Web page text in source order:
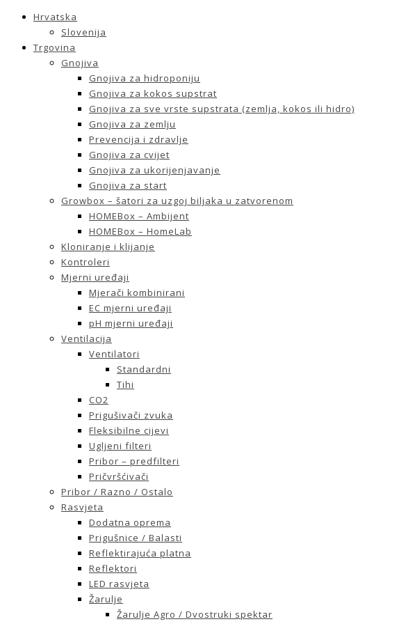
Hrvatska
Slovenija
Trgovina
Gnojiva
Gnojiva za hidroponiju
Gnojiva za kokos supstrat
Gnojiva za sve vrste supstrata (zemlja, kokos ili hidro)
Gnojiva za zemlju
Prevencija i zdravlje
Gnojiva za cvijet
Gnojiva za ukorijenjavanje
Gnojiva za start
Growbox – šatori za uzgoj biljaka u zatvorenom
HOMEBox – Ambijent
HOMEBox – HomeLab
Kloniranje i klijanje
Kontroleri
Mjerni uređaji
Mjerači kombinirani
EC mjerni uređaji
pH mjerni uređaji
Ventilacija
Ventilatori
Standardni
Tihi
CO2
Prigušivači zvuka
Fleksibilne cijevi
Ugljeni filteri
Pribor – predfilteri
Pričvršćivači
Pribor / Razno / Ostalo
Rasvjeta
Dodatna oprema
Prigušnice / Balasti
Reflektirajuća platna
Reflektori
LED rasvjeta
Žarulje
Žarulje Agro / Dvostruki spektar